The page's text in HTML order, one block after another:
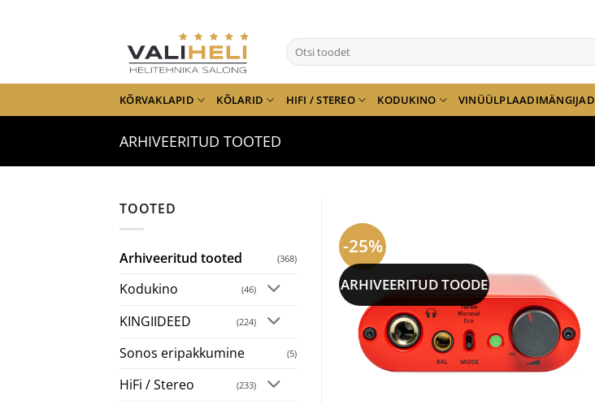
Otsi:
KÕRVAKLAPID KÕLARID HIFI / STEREO KODUKINO VINÜÜLPLAADIMÄNGIJAD
ARHIVEERITUD TOOTED
TOOTED
Arhiveeritud tooted (368)
Kodukino (46)
KINGIIDEED (224)
Sonos eripakkumine (5)
HiFi / Stereo (233)
-25%
ARHIVEERITUD TOODE